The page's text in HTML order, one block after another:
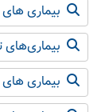
بیماری های
بیماری